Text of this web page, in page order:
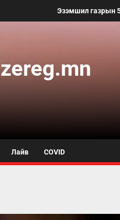
Эзэмшил газрын 50 метр хүртэлх
zereg.mn
Лайв COVID